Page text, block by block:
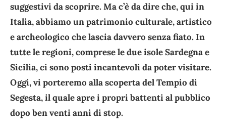
suggestivi da scoprire. Ma c’è da dire che, qui in
Italia, abbiamo un patrimonio culturale, artistico
e archeologico che lascia davvero senza fiato. In
tutte le regioni, comprese le due isole Sardegna e
Sicilia, ci sono posti incantevoli da poter visitare.
Oggi, vi porteremo alla scoperta del Tempio di
Segesta, il quale apre i propri battenti al pubblico
dopo ben venti anni di stop.